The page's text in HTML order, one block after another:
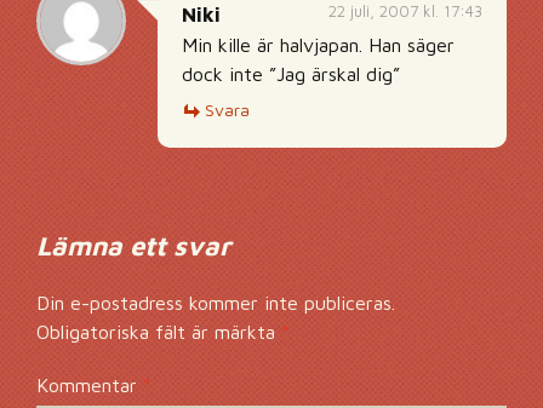
22 juli, 2007 kl. 17:43
Niki
Min kille är halvjapan. Han säger
dock inte ”Jag ärskal dig”
Svara
Lämna ett svar
Din e-postadress kommer inte publiceras.
Obligatoriska fält är märkta*
Kommentar *